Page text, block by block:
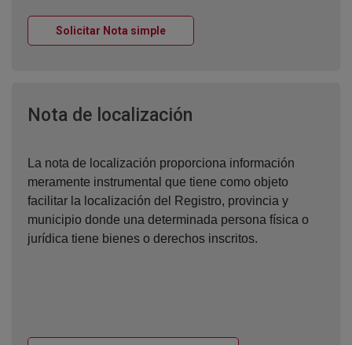
Solicitar Nota simpleVentana nueva
Nota de localización
La nota de localización proporciona información
meramente instrumental que tiene como objeto
facilitar la localización del Registro, provincia y
municipio donde una determinada persona física o
jurídica tiene bienes o derechos inscritos.